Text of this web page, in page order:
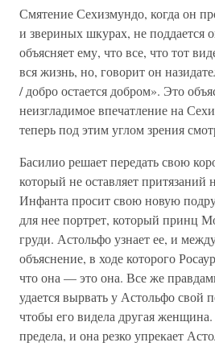
Смятение Сехизмундо, когда он
и звериных шкурах, не поддается
объясняет ему, что все, что тот
вся жизнь, но, говорит он
/ добро остается добром». Это
неизгладимое впечатление на
теперь под этим углом зрения
Басилио решает передать свою
который не оставляет притязаний
Инфанта просит свою новую
для нее портрет, который принц
груди. Астольфо узнает ее, и
объяснение, в ходе которого
что она — это она. Все же
удается вырвать у Астольфо свой
чтобы его видела другая
предела, и она резко упрекает